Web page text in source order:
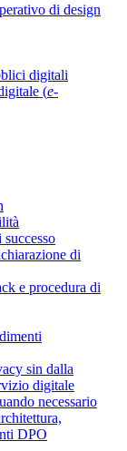
di design
digitali
(e-
di
e procedura di
sin dalla
digitale
necessario
DPO